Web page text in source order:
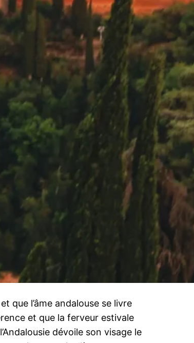
que l’âme andalouse se livre
et que la ferveur estivale
dévoile son visage le